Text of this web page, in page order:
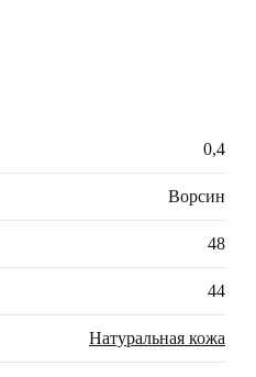
0,4
Ворсин
48
44
Натуральная кожа